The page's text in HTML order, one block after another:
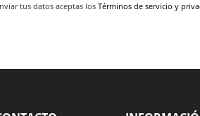
tus datos aceptas losTérminos de servicio y